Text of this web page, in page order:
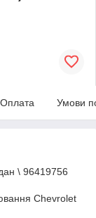
Оплата Умови
\ 96419756
Chevrolet